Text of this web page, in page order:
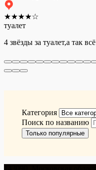
★★★★☆
туалет
4 звёзды за туалет,а так
Категория
Поиск по названию
Только популярные